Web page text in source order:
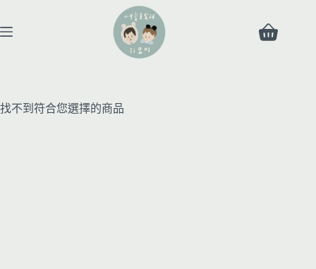
找不到符合您選擇的商品